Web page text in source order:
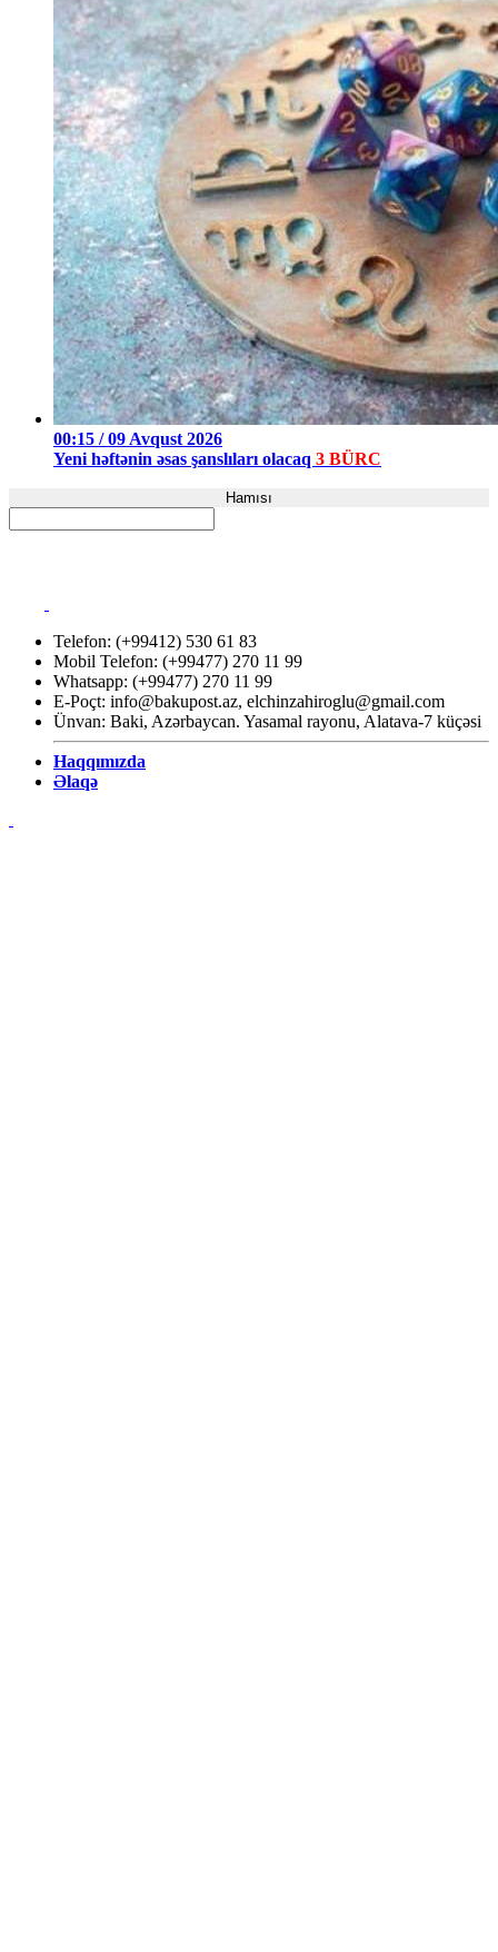
00:15 / 09 Avqust 2026
Yeni həftənin əsas şanslıları olacaq 3 BÜRC
Hamısı
Telefon: (+99412) 530 61 83
Mobil Telefon: (+99477) 270 11 99
Whatsapp: (+99477) 270 11 99
E-Poçt: info@bakupost.az, elchinzahiroglu@gmail.com
Ünvan: Baki, Azərbaycan. Yasamal rayonu, Alatava-7 küçəsi
Haqqımızda
Əlaqə